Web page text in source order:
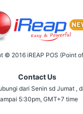
© 2016 iREAP POS (Point
Contact Us
dari Senin sd Jumat ,
5:30pm, GMT+7 time